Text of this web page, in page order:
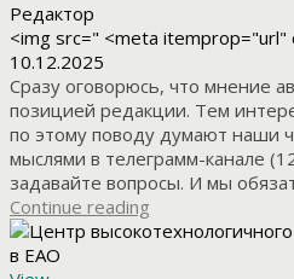
Редактор
<img src=" <meta itemprop="url"
10.12.2025
Сразу оговорюсь, что мнение
позицией редакции. Тем
по этому поводу думают наши
мыслями в телеграмм-канале
задавайте вопросы. И мы
Continue reading